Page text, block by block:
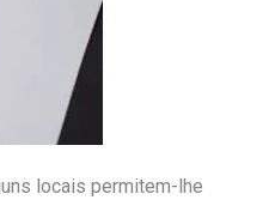
locais permitem-lhe